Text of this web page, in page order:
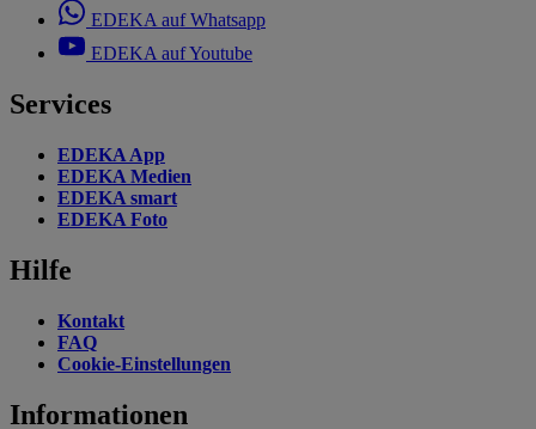
EDEKA auf Whatsapp
EDEKA auf Youtube
Services
EDEKA App
EDEKA Medien
EDEKA smart
EDEKA Foto
Hilfe
Kontakt
FAQ
Cookie-Einstellungen
Informationen